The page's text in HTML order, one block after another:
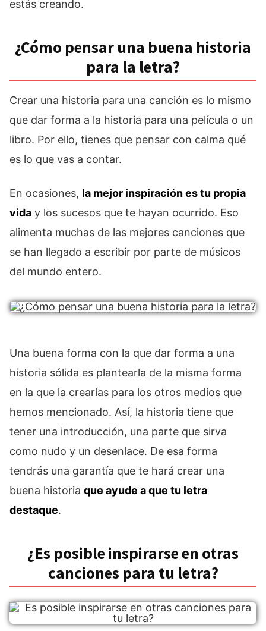
estás creando.
¿Cómo pensar una buena historia
para la letra?
Crear una historia para una canción es lo mismo
que dar forma a la historia para una película o un
libro. Por ello, tienes que pensar con calma qué
es lo que vas a contar.
En ocasiones, la mejor inspiración es tu propia
vida y los sucesos que te hayan ocurrido. Eso
alimenta muchas de las mejores canciones que
se han llegado a escribir por parte de músicos
del mundo entero.
Una buena forma con la que dar forma a una
historia sólida es plantearla de la misma forma
en la que la crearías para los otros medios que
hemos mencionado. Así, la historia tiene que
tener una introducción, una parte que sirva
como nudo y un desenlace. De esa forma
tendrás una garantía que te hará crear una
buena historia que ayude a que tu letra
destaque.
¿Es posible inspirarse en otras
canciones para tu letra?